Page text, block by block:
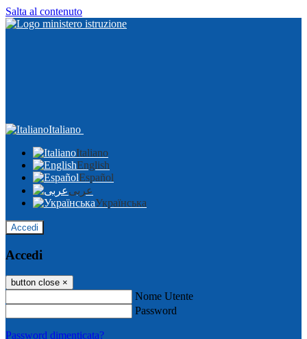
Salta al contenuto
Italiano
Italiano
English
Español
عربى
Українська
Accedi
Accedi
button close ×
Nome Utente
Password
Password dimenticata?